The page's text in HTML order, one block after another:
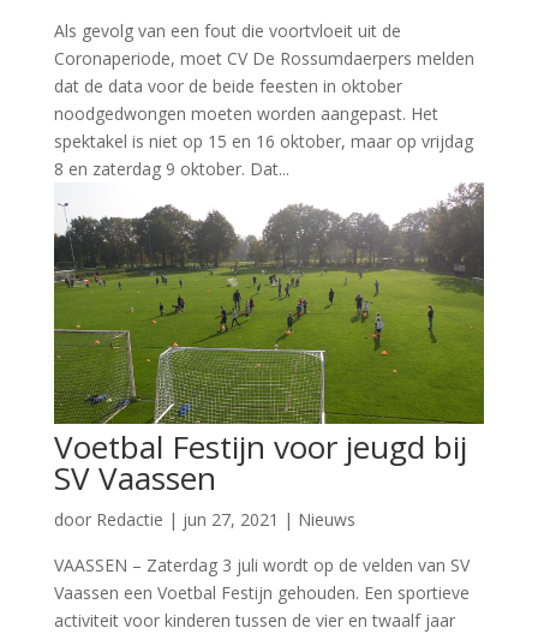
Als gevolg van een fout die voortvloeit uit de
Coronaperiode, moet CV De Rossumdaerpers melden
dat de data voor de beide feesten in oktober
noodgedwongen moeten worden aangepast. Het
spektakel is niet op 15 en 16 oktober, maar op vrijdag
8 en zaterdag 9 oktober. Dat...
Voetbal Festijn voor jeugd bij
SV Vaassen
door Redactie | jun 27, 2021 | Nieuws
VAASSEN – Zaterdag 3 juli wordt op de velden van SV
Vaassen een Voetbal Festijn gehouden. Een sportieve
activiteit voor kinderen tussen de vier en twaalf jaar